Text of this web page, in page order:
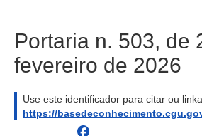
Portaria n. 503, de
fevereiro de 2026
Use este identificador para citar ou
https://